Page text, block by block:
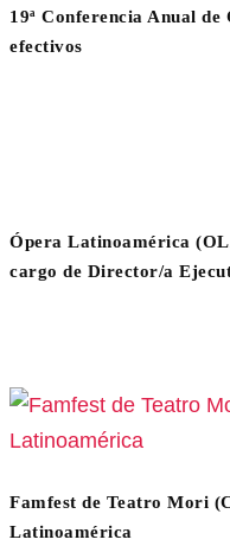
19ª Conferencia Anual
efectivos
Ópera Latinoamérica
cargo de Director/a
Famfest de Teatro Mori
Latinoamérica